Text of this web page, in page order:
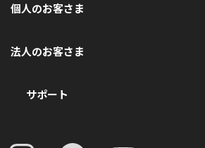
個人のお客さま
法人のお客さま
サポート